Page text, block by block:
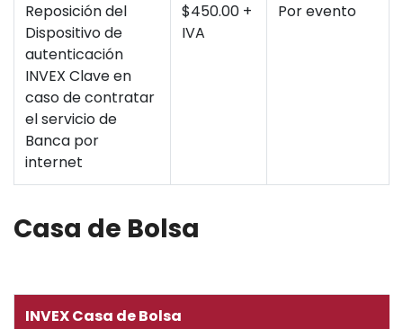
Reposición del
Dispositivo de
autenticación
INVEX Clave en
caso de contratar
el servicio de
Banca por
internet
$450.00 +
IVA
Por evento
Casa de Bolsa
INVEX Casa de Bolsa